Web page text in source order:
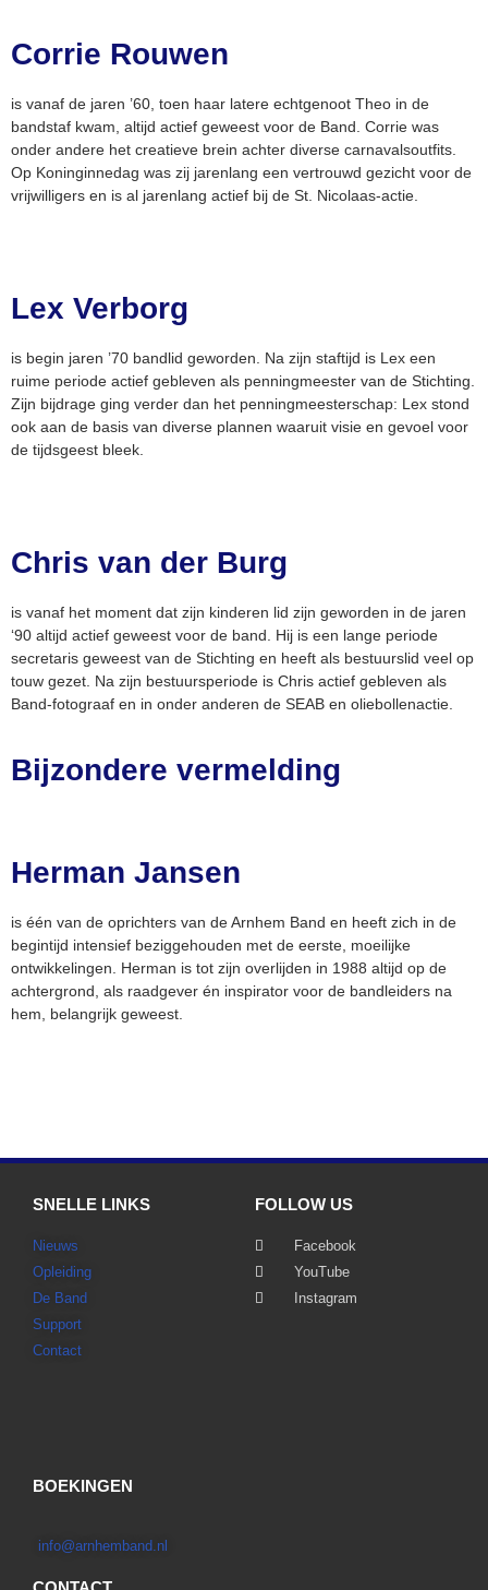
Corrie Rouwen
is vanaf de jaren ’60, toen haar latere echtgenoot Theo in de
bandstaf kwam, altijd actief geweest voor de Band. Corrie was
onder andere het creatieve brein achter diverse carnavalsoutfits.
Op Koninginnedag was zij jarenlang een vertrouwd gezicht voor de
vrijwilligers en is al jarenlang actief bij de St. Nicolaas-actie.
Lex Verborg
is begin jaren ’70 bandlid geworden. Na zijn staftijd is Lex een
ruime periode actief gebleven als penningmeester van de Stichting.
Zijn bijdrage ging verder dan het penningmeesterschap: Lex stond
ook aan de basis van diverse plannen waaruit visie en gevoel voor
de tijdsgeest bleek.
Chris van der Burg
is vanaf het moment dat zijn kinderen lid zijn geworden in de jaren
‘90 altijd actief geweest voor de band. Hij is een lange periode
secretaris geweest van de Stichting en heeft als bestuurslid veel op
touw gezet. Na zijn bestuursperiode is Chris actief gebleven als
Band-fotograaf en in onder anderen de SEAB en oliebollenactie.
Bijzondere vermelding
Herman Jansen
is één van de oprichters van de Arnhem Band en heeft zich in de
begintijd intensief beziggehouden met de eerste, moeilijke
ontwikkelingen. Herman is tot zijn overlijden in 1988 altijd op de
achtergrond, als raadgever én inspirator voor de bandleiders na
hem, belangrijk geweest.
SNELLE LINKS
Nieuws
Opleiding
De Band
Support
Contact
FOLLOW US
Facebook
YouTube
Instagram
BOEKINGEN
info@arnhemband.nl